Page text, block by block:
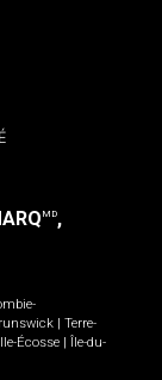
MD,
Terre-
Écosse
Île-du-